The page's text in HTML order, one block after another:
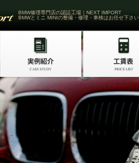
BMW修理専門店の認証工場｜NEXT IMPORT
BMWとミニ MINIの整備・修理・車検はお任せ下さい